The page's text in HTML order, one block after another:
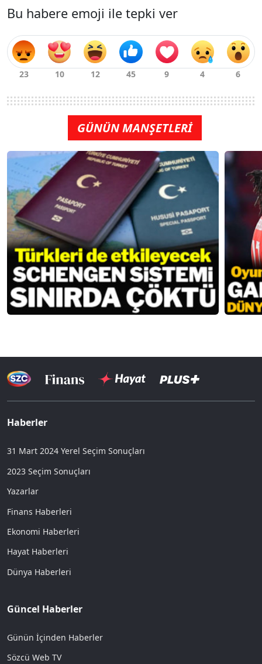
Bu habere emoji ile tepki ver
GÜNÜN MANŞETLERİ
Haberler
31 Mart 2024 Yerel Seçim Sonuçları
2023 Seçim Sonuçları
Yazarlar
Finans Haberleri
Ekonomi Haberleri
Hayat Haberleri
Dünya Haberleri
Güncel Haberler
Günün İçinden Haberler
Sözcü Web TV